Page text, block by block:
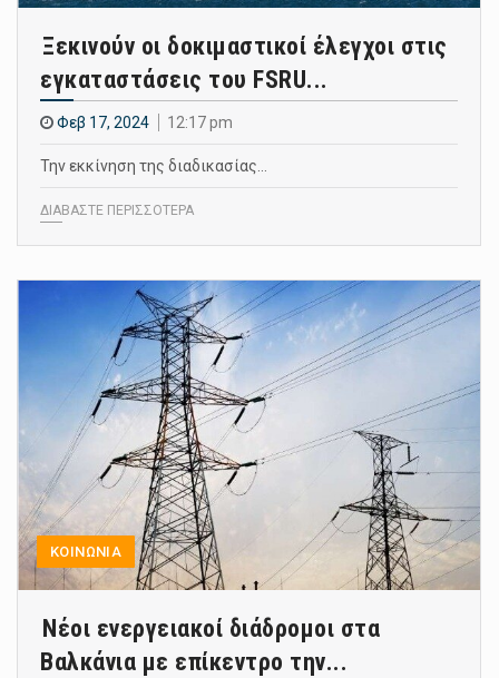
Ξεκινούν οι δοκιμαστικοί έλεγχοι στις
εγκαταστάσεις του FSRU...
Φεβ 17, 2024 12:17 pm
Την εκκίνηση της διαδικασίας…
ΔΙΑΒΑΣΤΕ ΠΕΡΙΣΣΟΤΕΡΑ
ΚΟΙΝΩΝΙΑ
Νέοι ενεργειακοί διάδρομοι στα
Βαλκάνια με επίκεντρο την...